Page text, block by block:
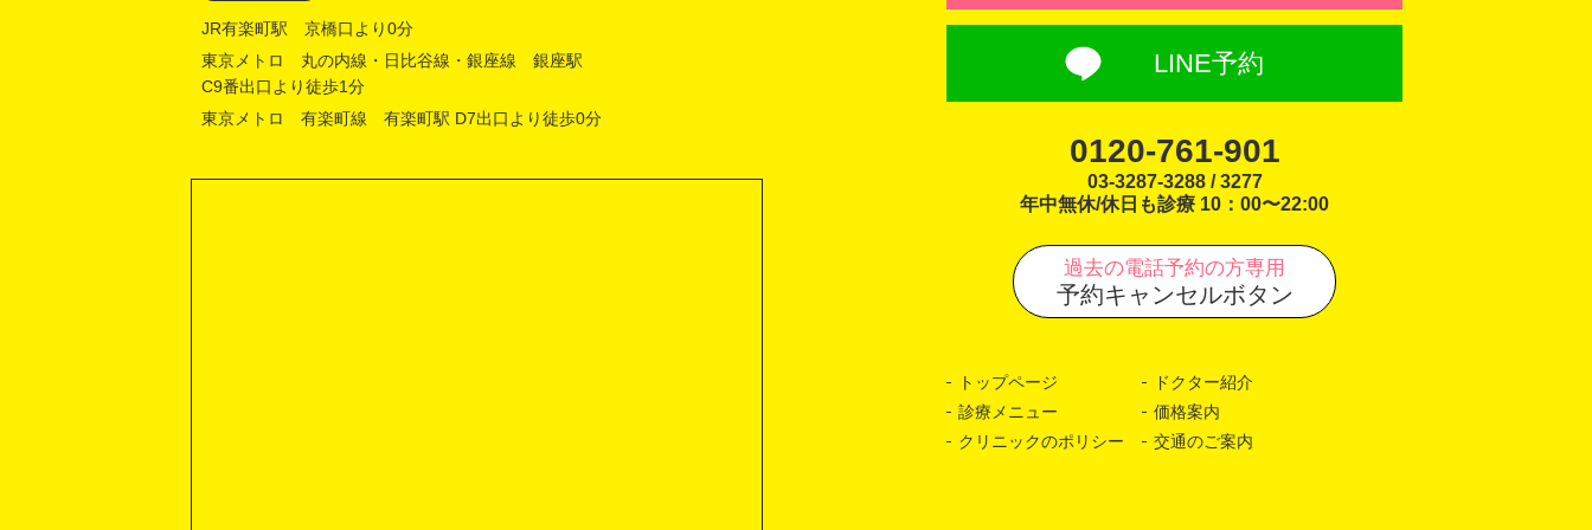
JR有楽町駅 京橋口より0分
東京メトロ 丸の内線・日比谷線・銀座線 銀座駅
C9番出口より徒歩1分
東京メトロ 有楽町線 有楽町駅 D7出口より徒歩0分
LINE予約
0120-761-901
03-3287-3288 / 3277
年中無休/休日も診療 10：00〜22:00
過去の電話予約の方専用
予約キャンセルボタン
トップページ
ドクター紹介
診療メニュー
価格案内
クリニックのポリシー
交通のご案内